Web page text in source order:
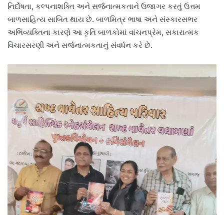
નિર્દોષતા, કલ્પનાશક્તિ અને સર્જનાત્મકતાને ઉજાગર કરતું ઉત્તમ
બાળસાહિત્ય સાબિત થાય છે. બાળમિત્ર ભાષા અને સંસ્કારસભર
અભિવ્યક્તિના કારણે આ કૃતિ બાળકોમાં વાંચનપ્રેમ, સકારાત્મક
વિચારસરણી અને સર્જનાત્મકતાનું સંવર્ધન કરે છે.